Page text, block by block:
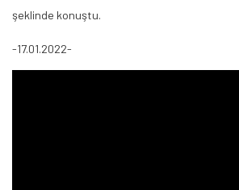
şeklinde konuştu.
-17.01.2022-